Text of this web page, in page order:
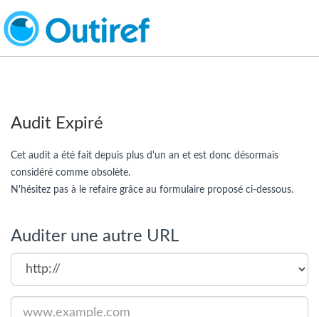
Audit Expiré
Cet audit a été fait depuis plus d'un an et est donc désormais
considéré comme obsolète.
N'hésitez pas à le refaire grâce au formulaire proposé ci-dessous.
Auditer une autre URL